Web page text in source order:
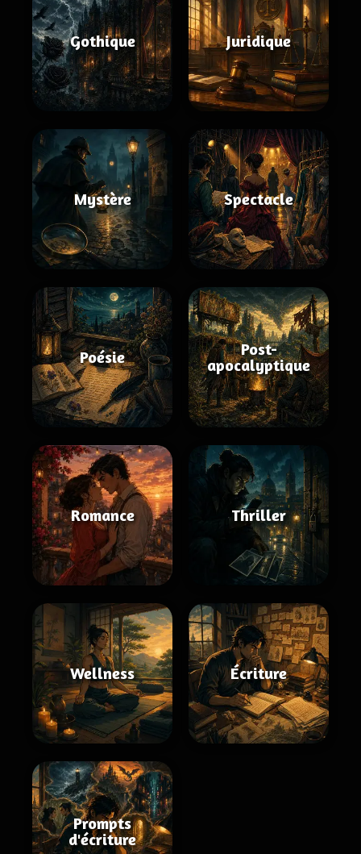
Gothique Juridique
Mystère Spectacle
Poésie
Post-
apocalyptique
Romance Thriller
Wellness Écriture
Prompts
d'écriture